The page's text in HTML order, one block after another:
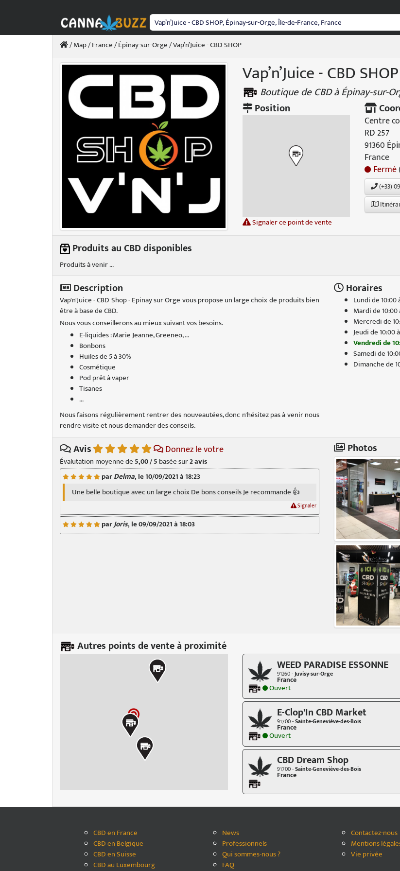
/Map/France/Épinay-sur-Orge/ Vap’n’Juice - CBD SHOP
Vap’n’Juice - CBD SHOP
Boutique de CBD à Épinay-sur-
Position
Signaler ce point de vente
Centre
RD 257
91360
France
Fermé
(+33)
Produits au CBD disponibles
Produits à venir ...
Description
Vap'n'Juice - CBD Shop - Epinay sur Orge vous propose un large choix de produits bien
être à base de CBD.
Nous vous conseillerons au mieux suivant vos besoins.
E-liquides : Marie Jeanne, Greeneo, ...
Bonbons
Huiles de 5 à 30%
Cosmétique
Pod prêt à vaper
Tisanes
...
Nous faisons régulièrement rentrer des nouveautées, donc n'hésitez pas à venir nous
rendre visite et nous demander des conseils.
Horaires
Lundi de 10:00
Mardi de 10:00
Mercredi de
Jeudi de 10:00
Vendredi de
Samedi de
Dimanche de
Avis Donnez le votre
Évalutation moyenne de 5,00 / 5 basée sur2avis
parDelma, le 10/09/2021 à 18:23
Une belle boutique avec un large choix De bons conseils Je recommande 👍
Signaler
parJoris, le 09/09/2021 à 18:03
Photos
Autres points de vente à proximité
WEED PARADISE ESSONNE
91260 -Juvisy-sur-Orge
France
Ouvert
E-Clop'In CBD Market
91700 -Sainte-Geneviève-des-Bois
France
Ouvert
CBD Dream Shop
91700 -Sainte-Geneviève-des-Bois
France
CBD en France
CBD en Belgique
CBD en Suisse
CBD au Luxembourg
News
Professionnels
Qui sommes-nous ?
FAQ
Contactez-nous
Mentions
Vie privée